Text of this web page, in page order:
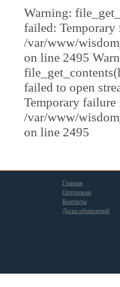
Warning:
failed:
/var/www/
on line 2495
failed to open
Temporary
/var/www/
on line 2495
Главная
Оптовикам
Контакты
Доска объявлений